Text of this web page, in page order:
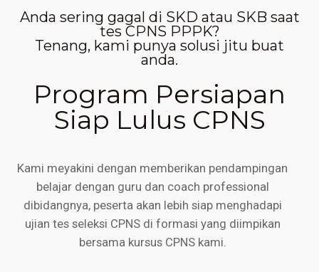
Anda sering gagal di SKD atau SKB saat
tes CPNS PPPK?
Tenang, kami punya solusi jitu buat
anda.
Program Persiapan
Siap Lulus CPNS
Kami meyakini dengan memberikan pendampingan
belajar dengan guru dan coach professional
dibidangnya, peserta akan lebih siap menghadapi
ujian tes seleksi CPNS di formasi yang diimpikan
bersama kursus CPNS kami.